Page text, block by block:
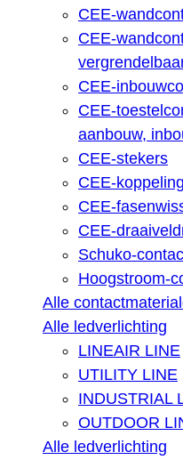
CEE-
CEE-
CEE-
CEE-
aanbouw,
CEE-stekers
CEE-
CEE-
CEE-
Schuko-
Hoogstroom-
Alle
Alle ledverlichting
LINEAIR LINE
UTILITY LINE
INDUSTRIAL
OUTDOOR
Alle ledverlichting